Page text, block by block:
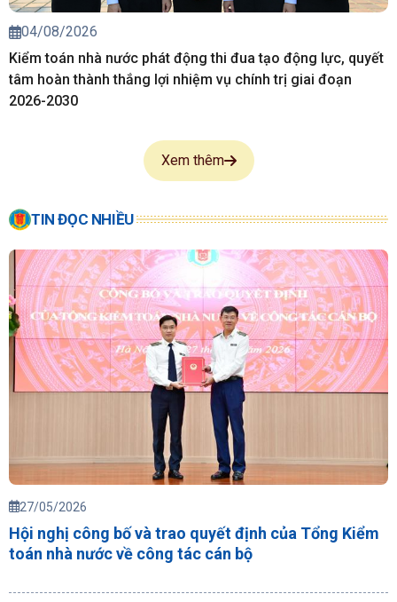
04/08/2026
Kiểm toán nhà nước phát động thi đua tạo động lực, quyết
tâm hoàn thành thắng lợi nhiệm vụ chính trị giai đoạn
2026-2030
Xem thêm
TIN ĐỌC NHIỀU
27/05/2026
Hội nghị công bố và trao quyết định của Tổng Kiểm
toán nhà nước về công tác cán bộ